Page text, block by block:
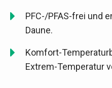
PFC-/PFAS-frei und
Daune.
Komfort-
Extrem-Temperatur